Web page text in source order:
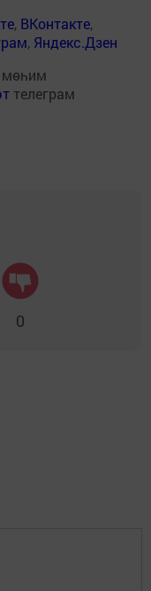
, ВКонтакте,
, Яндекс.Дзен
телеграм
0